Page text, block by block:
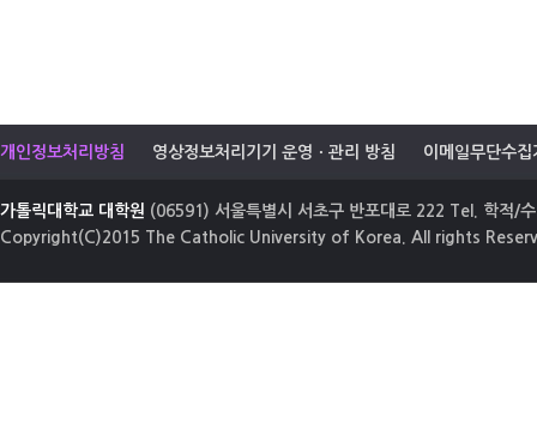
개인정보처리방침 영상정보처리기기 운영ㆍ관리 방침 이메일무단수집
가톨릭대학교 대학원 (06591) 서울특별시 서초구 반포대로 222 Tel. 학적/
Copyright(C)2015 The Catholic University of Korea. All rights